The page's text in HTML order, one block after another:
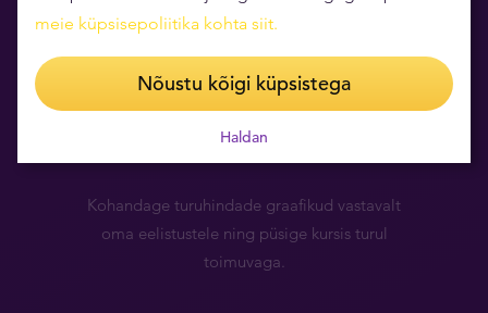
Kohandage turuhindade graafikud vastavalt
oma eelistustele ning püsige kursis turul
toimuvaga.
meie küpsisepoliitika kohta siit.
Nõustu kõigi küpsistega
Haldan